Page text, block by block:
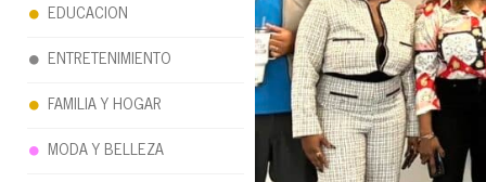
EDUCACION
ENTRETENIMIENTO
FAMILIA Y HOGAR
MODA Y BELLEZA